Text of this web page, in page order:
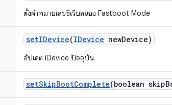
ตั้งค่าหมายเลขซีเรียลของ Fastboot Mode
setIDevice(IDevice newDevice)
อัปเดต iDevice ปัจจุบัน
setSkipBootComplete(boolean skip